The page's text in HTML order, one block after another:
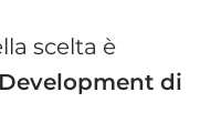
scelta è
di